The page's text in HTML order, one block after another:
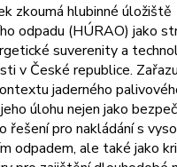
zkoumá hlubinné úložiště
odpadu (HÚRAO) jako
suverenity a
v České republice.
jaderného
úlohu nejen jako
řešení pro nakládání s
odpadem, ale také jako